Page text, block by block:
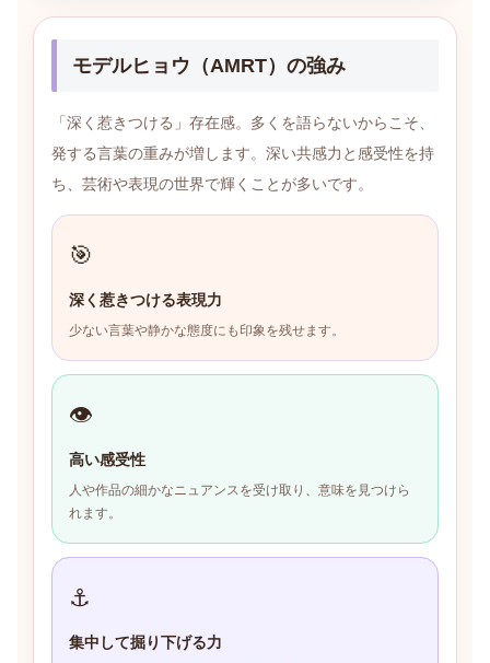
モデルヒョウ（AMRT）の強み
「深く惹きつける」存在感。多くを語らないからこそ、
発する言葉の重みが増します。深い共感力と感受性を持
ち、芸術や表現の世界で輝くことが多いです。
🎯
深く惹きつける表現力
少ない言葉や静かな態度にも印象を残せます。
👁
高い感受性
人や作品の細かなニュアンスを受け取り、意味を見つけら
れます。
⚓
集中して掘り下げる力